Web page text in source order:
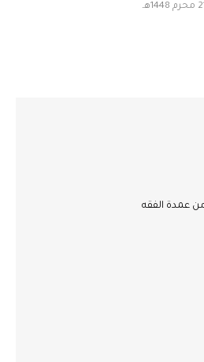
عمدة الفقه